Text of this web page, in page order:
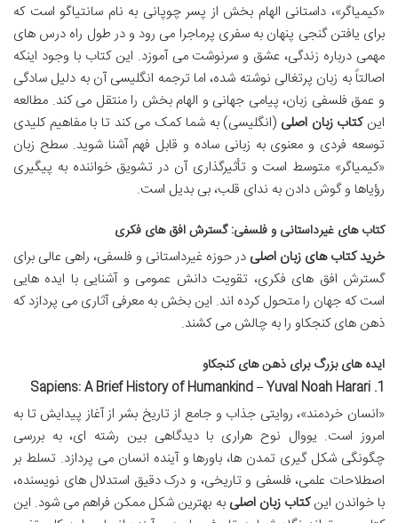
«کیمیاگر»، داستانی الهام بخش از پسر چوپانی به نام سانتیاگو است که
برای یافتن گنجی پنهان به سفری پرماجرا می رود و در طول راه درس های
مهمی درباره زندگی، عشق و سرنوشت می آموزد. این کتاب با وجود اینکه
اصالتاً به زبان پرتغالی نوشته شده، اما ترجمه انگلیسی آن به دلیل سادگی
و عمق فلسفی زبان، پیامی جهانی و الهام بخش را منتقل می کند. مطالعه
اینکتاب زبان اصلی (انگلیسی) به شما کمک می کند تا با مفاهیم کلیدی
توسعه فردی و معنوی به زبانی ساده و قابل فهم آشنا شوید. سطح زبان
«کیمیاگر» متوسط است و تأثیرگذاری آن در تشویق خواننده به پیگیری
رؤیاها و گوش دادن به ندای قلب، بی بدیل است.
کتاب های غیرداستانی و فلسفی: گسترش افق های فکری
خرید کتاب های زبان اصلی در حوزه غیرداستانی و فلسفی، راهی عالی برای
گسترش افق های فکری، تقویت دانش عمومی و آشنایی با ایده هایی
است که جهان را متحول کرده اند. این بخش به معرفی آثاری می پردازد که
ذهن های کنجکاو را به چالش می کشند.
ایده های بزرگ برای ذهن های کنجکاو
1. Sapiens: A Brief History of Humankind – Yuval Noah Harari
«انسان خردمند»، روایتی جذاب و جامع از تاریخ بشر از آغاز پیدایش تا به
امروز است. یووال نوح هراری با دیدگاهی بین رشته ای، به بررسی
چگونگی شکل گیری تمدن ها، باورها و آینده انسان می پردازد. تسلط بر
اصطلاحات علمی، فلسفی و تاریخی، و درک دقیق استدلال های نویسنده،
با خواندن اینکتاب زبان اصلی به بهترین شکل ممکن فراهم می شود. این